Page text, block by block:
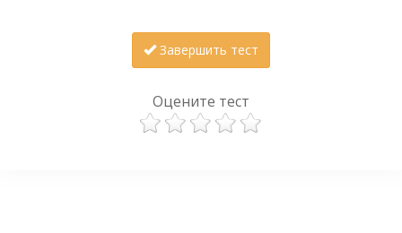
Завершить тест
Оцените тест